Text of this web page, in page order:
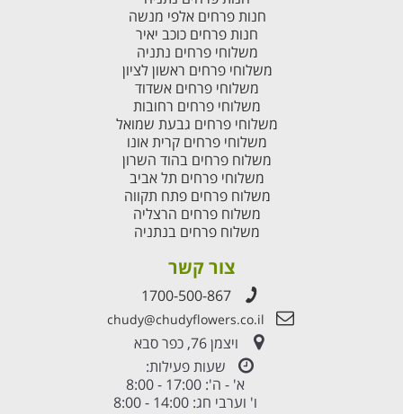
חנות פרחים אלפי מנשה
חנות פרחים כוכב יאיר
משלוחי פרחים נתניה
משלוחי פרחים ראשון לציון
משלוחי פרחים אשדוד
משלוחי פרחים רחובות
משלוחי פרחים גבעת שמואל
משלוחי פרחים קרית אונו
משלוח פרחים בהוד השרון
משלוחי פרחים תל אביב
משלוח פרחים פתח תקווה
משלוח פרחים הרצליה
משלוח פרחים בנתניה
צור קשר
1700-500-867
chudy@chudyflowers.co.il
ויצמן 76, כפר סבא
שעות פעילות:
א' - ה': 17:00 - 8:00
ו' וערבי חג: 14:00 - 8:00